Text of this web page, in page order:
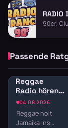
RADIO
90er,
Passende
04.08.2026
Reggae
Radio hören:
Jamaican
Vibes und
Dancehall
Reggae holt
Jamaika ins